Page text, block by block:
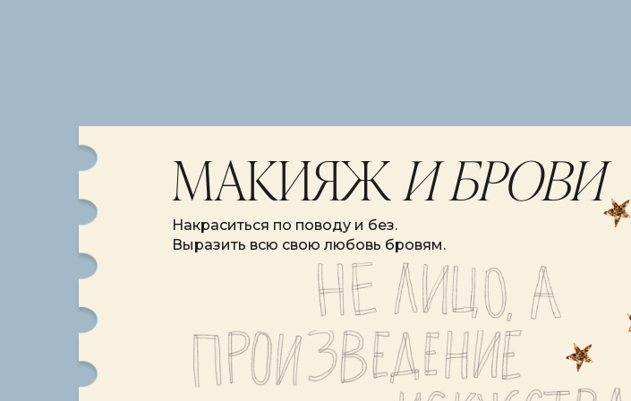
МАКИЯЖИ БРОВИ
Накраситься по поводу и без.
Выразить всю свою любовь бровям.